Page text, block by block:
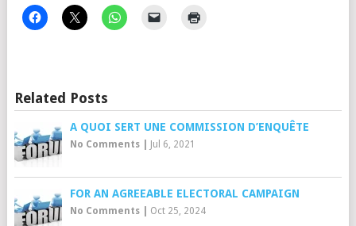
Related Posts
A QUOI SERT UNE COMMISSION D’ENQUÊTE
No Comments| Jul 6, 2021
FOR AN AGREEABLE ELECTORAL CAMPAIGN
No Comments| Oct 25, 2024